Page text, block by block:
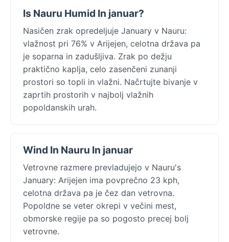
Is Nauru Humid In januar?
Nasičen zrak opredeljuje January v Nauru:
vlažnost pri 76% v Arijejen, celotna država pa
je soparna in zadušljiva. Zrak po dežju
praktično kaplja, celo zasenčeni zunanji
prostori so topli in vlažni. Načrtujte bivanje v
zaprtih prostorih v najbolj vlažnih
popoldanskih urah.
Wind In Nauru In januar
Vetrovne razmere prevladujejo v Nauru's
January: Arijejen ima povprečno 23 kph,
celotna država pa je čez dan vetrovna.
Popoldne se veter okrepi v večini mest,
obmorske regije pa so pogosto precej bolj
vetrovne.